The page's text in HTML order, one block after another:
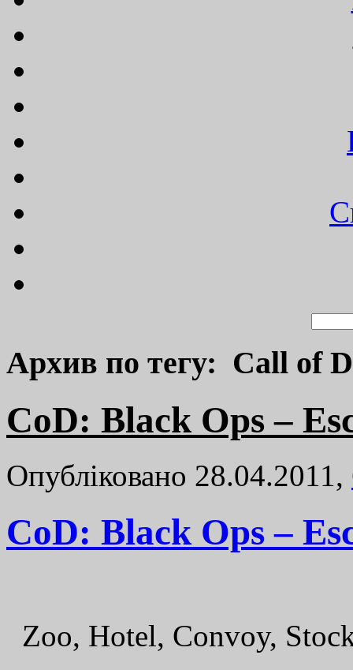
Архив по тегу: Call of
CoD: Black Ops –
Опубліковано 28.04.2011,
CoD: Black Ops –
Zoo, Hotel, Convoy,